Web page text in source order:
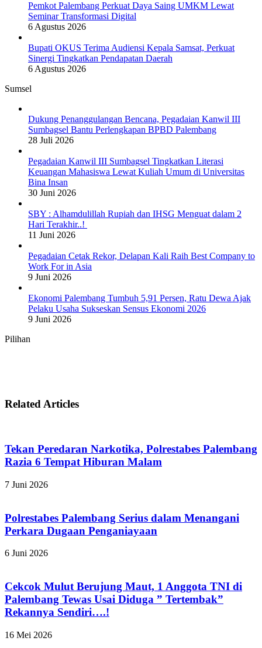
Pemkot Palembang Perkuat Daya Saing UMKM Lewat
Seminar Transformasi Digital
6 Agustus 2026
Bupati OKUS Terima Audiensi Kepala Samsat, Perkuat
Sinergi Tingkatkan Pendapatan Daerah
6 Agustus 2026
Sumsel
Dukung Penanggulangan Bencana, Pegadaian Kanwil III
Sumbagsel Bantu Perlengkapan BPBD Palembang
28 Juli 2026
Pegadaian Kanwil III Sumbagsel Tingkatkan Literasi
Keuangan Mahasiswa Lewat Kuliah Umum di Universitas
Bina Insan
30 Juni 2026
SBY : Alhamdulillah Rupiah dan IHSG Menguat dalam 2
Hari Terakhir..!
11 Juni 2026
Pegadaian Cetak Rekor, Delapan Kali Raih Best Company to
Work For in Asia
9 Juni 2026
Ekonomi Palembang Tumbuh 5,91 Persen, Ratu Dewa Ajak
Pelaku Usaha Sukseskan Sensus Ekonomi 2026
9 Juni 2026
Pilihan
Related Articles
Tekan Peredaran Narkotika, Polrestabes Palembang
Razia 6 Tempat Hiburan Malam
7 Juni 2026
Polrestabes Palembang Serius dalam Menangani
Perkara Dugaan Penganiayaan
6 Juni 2026
Cekcok Mulut Berujung Maut, 1 Anggota TNI di
Palembang Tewas Usai Diduga ” Tertembak”
Rekannya Sendiri….!
16 Mei 2026